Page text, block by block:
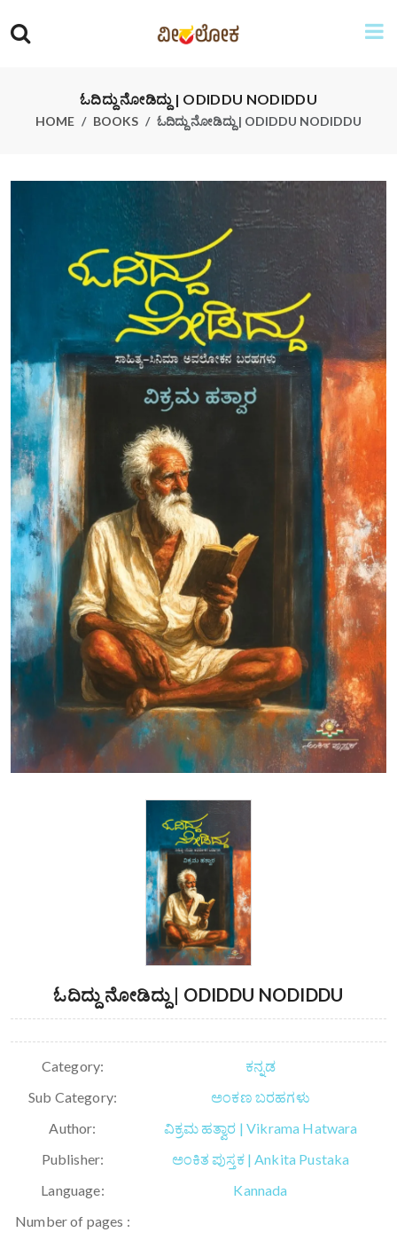
ಓದಿದ್ದು ನೋಡಿದ್ದು | ODIDDU NODIDDU
HOME BOOKS ಓದಿದ್ದು ನೋಡಿದ್ದು | ODIDDU NODIDDU
ಓದಿದ್ದು ನೋಡಿದ್ದು | ODIDDU NODIDDU
Category:
ಕನ್ನಡ
Sub Category:
ಅಂಕಣ ಬರಹಗಳು
Author:
ವಿಕ್ರಮ ಹತ್ವಾರ | Vikrama Hatwara
Publisher:
ಅಂಕಿತ ಪುಸ್ತಕ | Ankita Pustaka
Language:
Kannada
Number of pages :